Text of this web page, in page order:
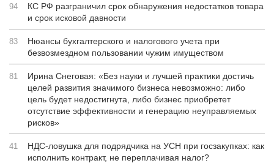
94
КС РФ разграничил срок обнаружения недостатков товара
и срок исковой давности
83
Нюансы бухгалтерского и налогового учета при
безвозмездном пользовании чужим имуществом
81
Ирина Снеговая: «Без науки и лучшей практики достичь
целей развития значимого бизнеса невозможно: либо
цель будет недостигнута, либо бизнес приобретет
отсутствие эффективности и генерацию неуправляемых
рисков»
41
НДС-ловушка для подрядчика на УСН при госзакупках: как
исполнить контракт, не переплачивая налог?